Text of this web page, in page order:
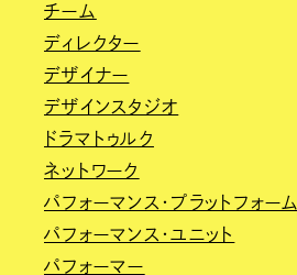
チーム
ディレクター
デザイナー
デザインスタジオ
ドラマトゥルク
ネットワーク
パフォーマンス・プラットフォーム
パフォーマンス・ユニット
パフォーマー